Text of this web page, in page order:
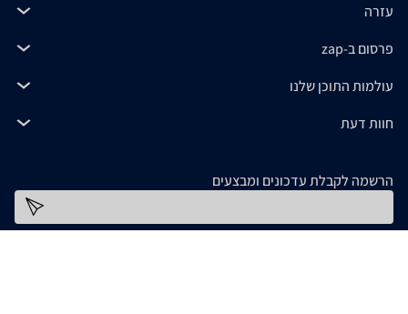
עזרה
פרסום ב-zap
עולמות התוכן שלנו
חוות דעת
הרשמה לקבלת עדכונים ומבצעים